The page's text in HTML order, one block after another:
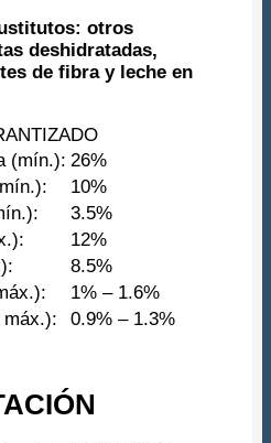
otros
deshidratadas,
de fibra y leche en
(mín.): 26%
10%
3.5%
12%
8.5%
1% – 1.6%
0.9% – 1.3%